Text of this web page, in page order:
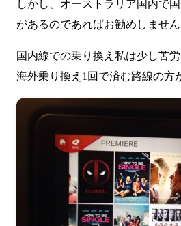
しかし、オーストラリア国内で
があるのであればお勧めしません
国内線での乗り換え私は少し苦
海外乗り換え1回で済む路線の方